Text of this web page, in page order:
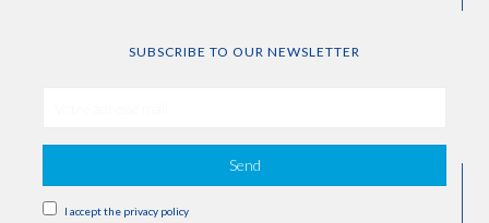
SUBSCRIBE TO OUR NEWSLETTER
Send
I accept the privacy policy